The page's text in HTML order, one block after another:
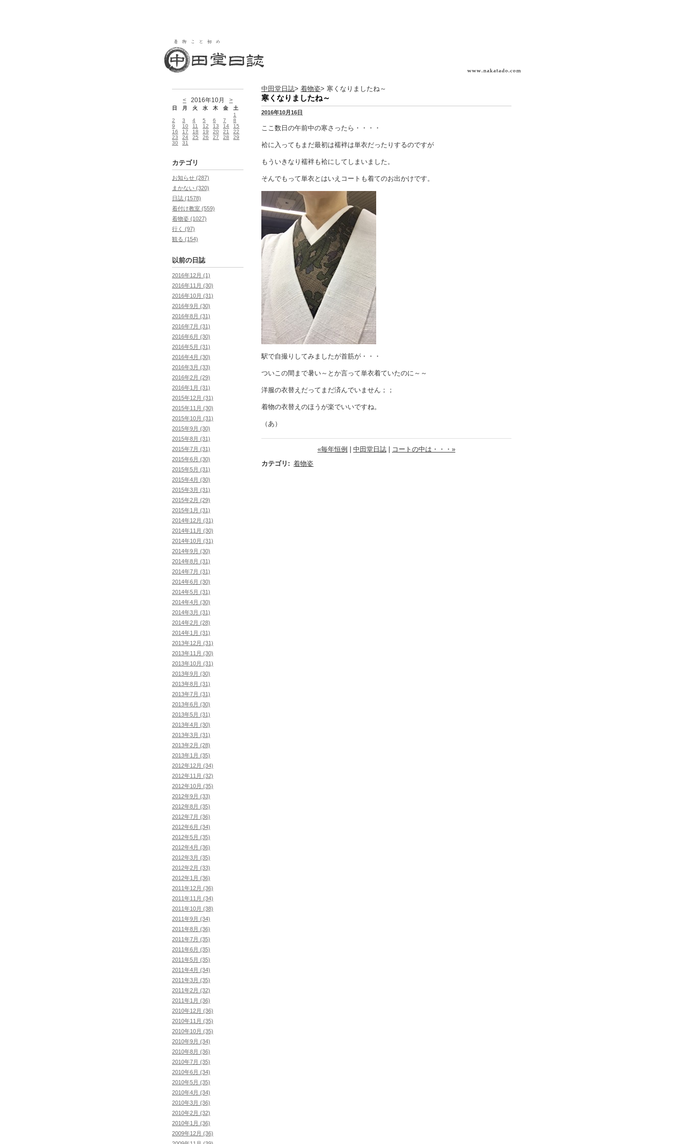
中田堂日誌> 着物姿> 寒くなりましたね～
寒くなりましたね～
2016年10月16日
ここ数日の午前中の寒さったら・・・・
袷に入ってもまだ最初は襦袢は単衣だったりするのですが
もういきなり襦袢も袷にしてしまいました。
そんでもって単衣とはいえコートも着てのお出かけです。
駅で自撮りしてみましたが首筋が・・・
ついこの間まで暑い～とか言って単衣着ていたのに～～
洋服の衣替えだってまだ済んでいません；；
着物の衣替えのほうが楽でいいですね。
（あ）
«毎年恒例 | 中田堂日誌 | コートの中は・・・»
カテゴリ : 着物姿
< 2016年10月 >
日 月 火 水 木 金
土
1
2
3 4 5 6 7
8
9
10 11 12 13 14
15
16
17 18 19 20 21
22
23
24 25 26 27 28
29
30
31
カテゴリ
お知らせ (287)
まかない (320)
日誌 (1578)
着付け教室 (559)
着物姿 (1027)
行く (97)
観る (154)
以前の日誌
2016年12月 (1)
2016年11月 (30)
2016年10月 (31)
2016年9月 (30)
2016年8月 (31)
2016年7月 (31)
2016年6月 (30)
2016年5月 (31)
2016年4月 (30)
2016年3月 (33)
2016年2月 (29)
2016年1月 (31)
2015年12月 (31)
2015年11月 (30)
2015年10月 (31)
2015年9月 (30)
2015年8月 (31)
2015年7月 (31)
2015年6月 (30)
2015年5月 (31)
2015年4月 (30)
2015年3月 (31)
2015年2月 (29)
2015年1月 (31)
2014年12月 (31)
2014年11月 (30)
2014年10月 (31)
2014年9月 (30)
2014年8月 (31)
2014年7月 (31)
2014年6月 (30)
2014年5月 (31)
2014年4月 (30)
2014年3月 (31)
2014年2月 (28)
2014年1月 (31)
2013年12月 (31)
2013年11月 (30)
2013年10月 (31)
2013年9月 (30)
2013年8月 (31)
2013年7月 (31)
2013年6月 (30)
2013年5月 (31)
2013年4月 (30)
2013年3月 (31)
2013年2月 (28)
2013年1月 (35)
2012年12月 (34)
2012年11月 (32)
2012年10月 (35)
2012年9月 (33)
2012年8月 (35)
2012年7月 (36)
2012年6月 (34)
2012年5月 (35)
2012年4月 (36)
2012年3月 (35)
2012年2月 (33)
2012年1月 (36)
2011年12月 (36)
2011年11月 (34)
2011年10月 (38)
2011年9月 (34)
2011年8月 (36)
2011年7月 (35)
2011年6月 (35)
2011年5月 (35)
2011年4月 (34)
2011年3月 (35)
2011年2月 (32)
2011年1月 (36)
2010年12月 (36)
2010年11月 (35)
2010年10月 (35)
2010年9月 (34)
2010年8月 (36)
2010年7月 (35)
2010年6月 (34)
2010年5月 (35)
2010年4月 (34)
2010年3月 (36)
2010年2月 (32)
2010年1月 (36)
2009年12月 (36)